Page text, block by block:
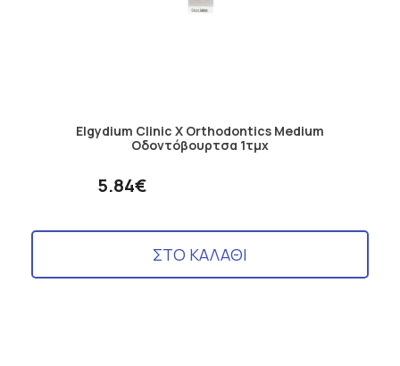
Elgydium Clinic X Orthodontics Medium
Οδοντόβουρτσα 1τμχ
5.84€
ΣΤΟ ΚΑΛΑΘΙ